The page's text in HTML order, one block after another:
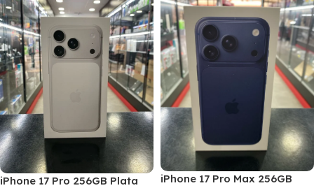
iPhone 17 Pro 256GB Plata
iPhone 17 Pro Max 256GB